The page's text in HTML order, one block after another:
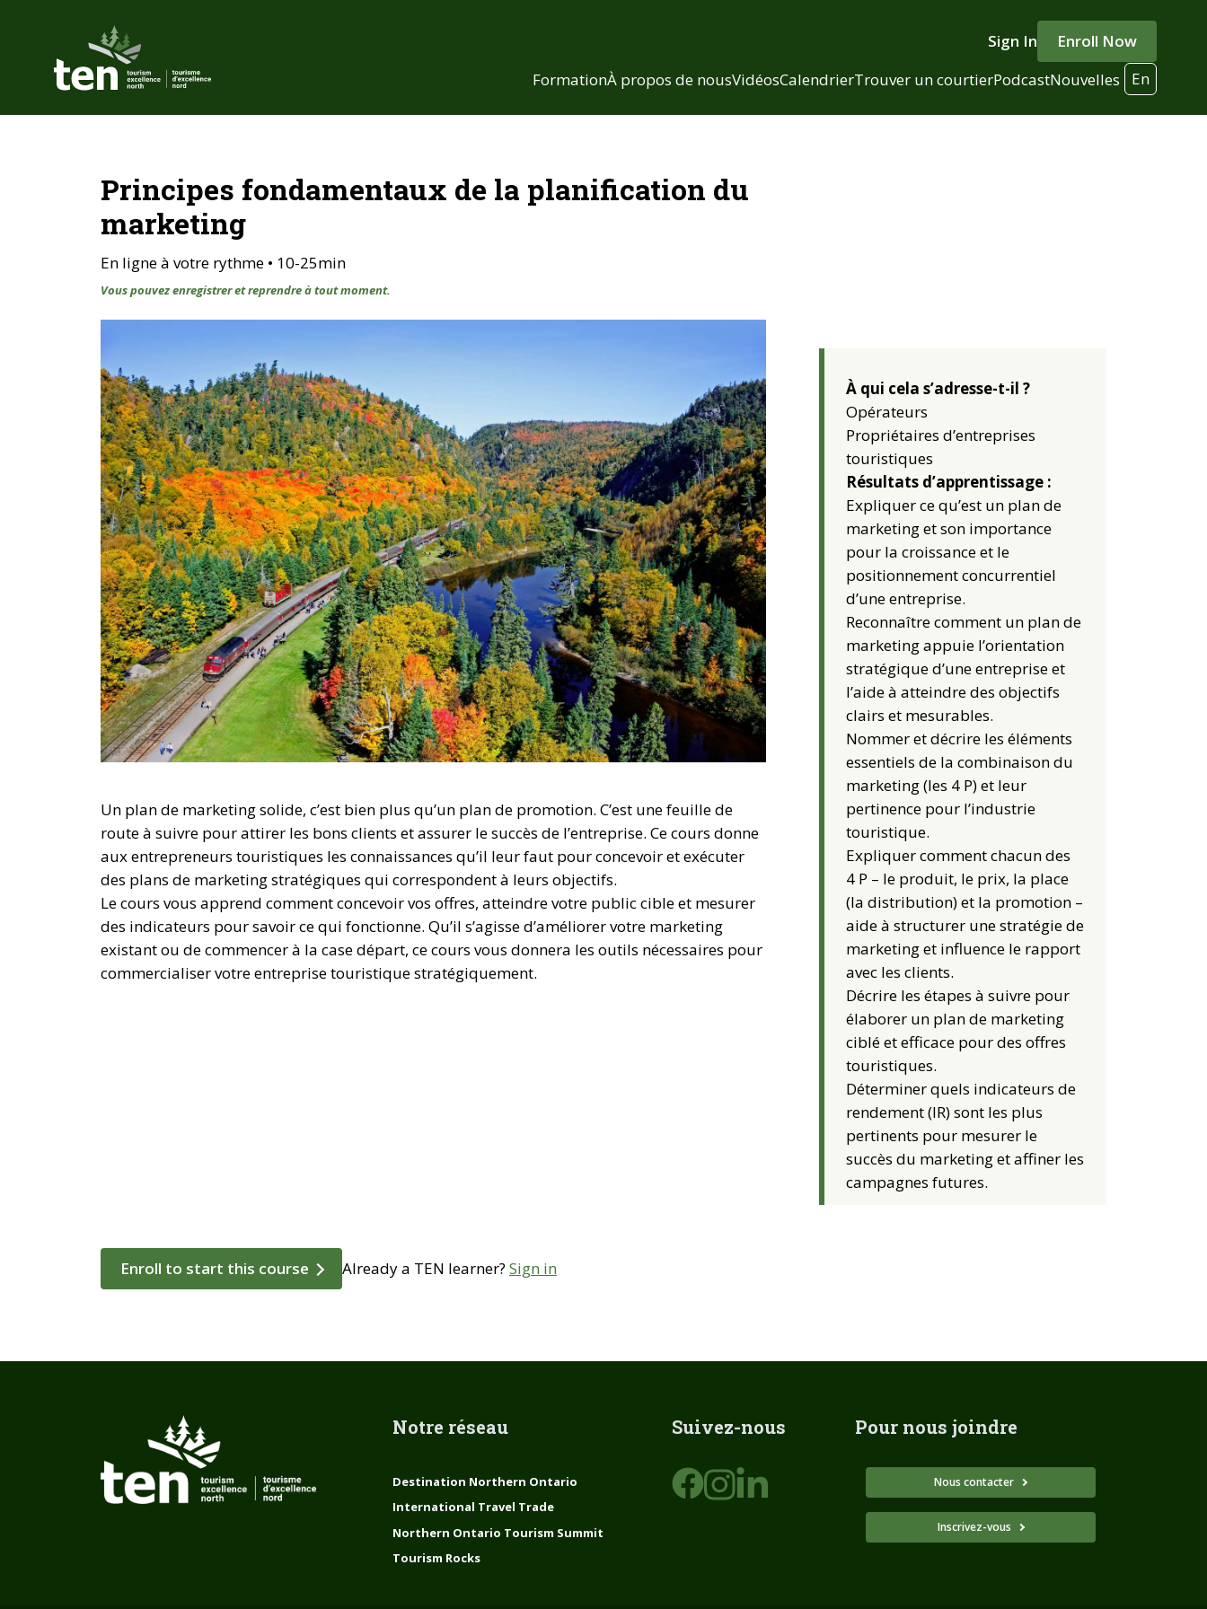
contenu
principal
Sign In
Enroll Now
FormationÀ propos de nousVidéosCalendrierTrouver un courtierPodcastNouvelles En
Principes fondamentaux de la planification du
marketing
En ligne à votre rythme • 10-25min
Vous pouvez enregistrer et reprendre à tout moment.
Un plan de marketing solide, c’est bien plus qu’un plan de promotion. C’est une feuille de
route à suivre pour attirer les bons clients et assurer le succès de l’entreprise. Ce cours donne
aux entrepreneurs touristiques les connaissances qu’il leur faut pour concevoir et exécuter
des plans de marketing stratégiques qui correspondent à leurs objectifs.
Le cours vous apprend comment concevoir vos offres, atteindre votre public cible et mesurer
des indicateurs pour savoir ce qui fonctionne. Qu’il s’agisse d’améliorer votre marketing
existant ou de commencer à la case départ, ce cours vous donnera les outils nécessaires pour
commercialiser votre entreprise touristique stratégiquement.
À qui cela s’adresse-t-il ?
Opérateurs
Propriétaires d’entreprises
touristiques
Résultats d’apprentissage :
Expliquer ce qu’est un plan de
marketing et son importance
pour la croissance et le
positionnement concurrentiel
d’une entreprise.
Reconnaître comment un plan de
marketing appuie l’orientation
stratégique d’une entreprise et
l’aide à atteindre des objectifs
clairs et mesurables.
Nommer et décrire les éléments
essentiels de la combinaison du
marketing (les 4 P) et leur
pertinence pour l’industrie
touristique.
Expliquer comment chacun des
4 P – le produit, le prix, la place
(la distribution) et la promotion –
aide à structurer une stratégie de
marketing et influence le rapport
avec les clients.
Décrire les étapes à suivre pour
élaborer un plan de marketing
ciblé et efficace pour des offres
touristiques.
Déterminer quels indicateurs de
rendement (IR) sont les plus
pertinents pour mesurer le
succès du marketing et affiner les
campagnes futures.
Enroll to start this course Already a TEN learner? Sign in
Notre réseau
Destination Northern Ontario
International Travel Trade
Northern Ontario Tourism Summit
Tourism Rocks
Suivez-nous Pour nous joindre
Nous contacter
Inscrivez-vous